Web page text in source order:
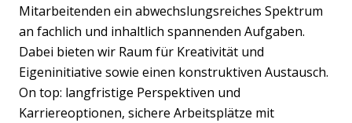
Mitarbeitenden ein abwechslungsreiches Spektrum
an fachlich und inhaltlich spannenden Aufgaben.
Dabei bieten wir Raum für Kreativität und
Eigeninitiative sowie einen konstruktiven Austausch.
On top: langfristige Perspektiven und
Karriereoptionen, sichere Arbeitsplätze mit